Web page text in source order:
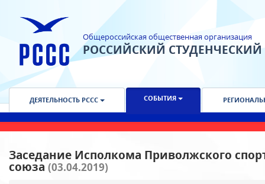
Общероссийская общественная организация
РОССИЙСКИЙ
ДЕЯТЕЛЬНОСТЬ РССС СОБЫТИЯ
Заседание Исполкома Приволжского
cоюза (03.04.2019)